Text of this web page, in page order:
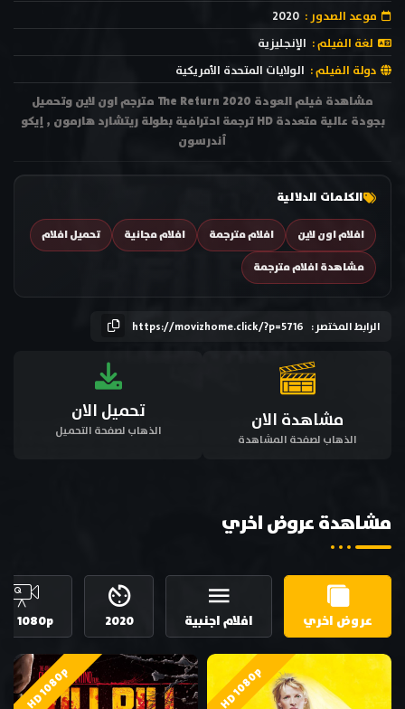
موعد الصدور : 2020
لغة الفيلم : الإنجليزية
دولة الفيلم : الولايات المتحدة الأمريكية
مشاهدة فيلم العودة The Return 2020 مترجم اون لاين وتحميل
بجودة عالية متعددة HD ترجمة احترافية بطولة ريتشارد هارمون , إيكو
أندرسون
الكلمات الدلالية
افلام اون لاين افلام مترجمة افلام مجانية
تحميل افلام
مشاهدة افلام مترجمة
الرابط المختصر : https://movizhome.click/?p=5716
مشاهدة الان
الذهاب لصفحة المشاهدة
تحميل الان
الذهاب لصفحة التحميل
مشاهدة عروض اخري
عروض اخري افلام اجنبية 2020
1080p
HD 1080p
HD 1080p